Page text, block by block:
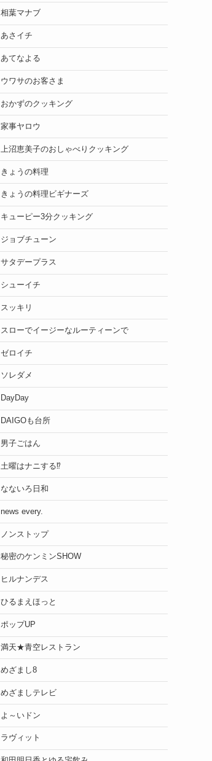
相葉マナブ
あさイチ
あてなよる
ウワサのお客さま
おかずのクッキング
家事ヤロウ
上沼恵美子のおしゃべりクッキング
きょうの料理
きょうの料理ビギナーズ
キューピー3分クッキング
ジョブチューン
サタデープラス
シューイチ
スッキリ
スローでイージーなルーティーンで
ゼロイチ
ソレダメ
DayDay
DAIGOも台所
男子ごはん
土曜はナニする⁉
なないろ日和
news every.
ノンストップ
秘密のケンミンSHOW
ヒルナンデス
ひるまえほっと
ポップUP
満天★青空レストラン
めざまし8
めざましテレビ
よ～いドン
ラヴィット